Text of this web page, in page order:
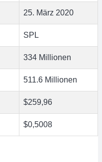
25. März 2020
SPL
334 Millionen
511.6 Millionen
$259,96
$0,5008